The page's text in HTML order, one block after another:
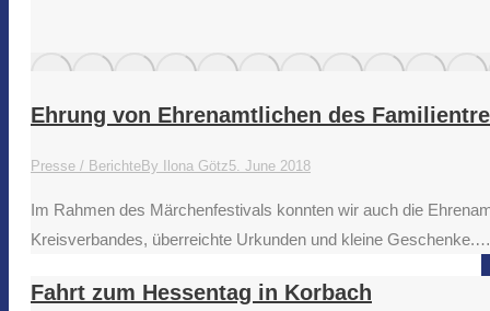
Ehrung von Ehrenamtlichen des
Presse / BerichteBy Ilona Götz5. June 2018
Im Rahmen des Märchenfestivals konnten wir auch die
Kreisverbandes, überreichte Urkunden und kleine Geschenke.…
Fahrt zum Hessentag in Korbach